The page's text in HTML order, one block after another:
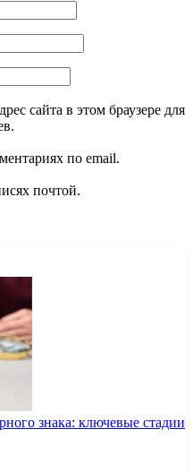
сайта в этом браузере для
по email.
почтой.
знака: ключевые стадии